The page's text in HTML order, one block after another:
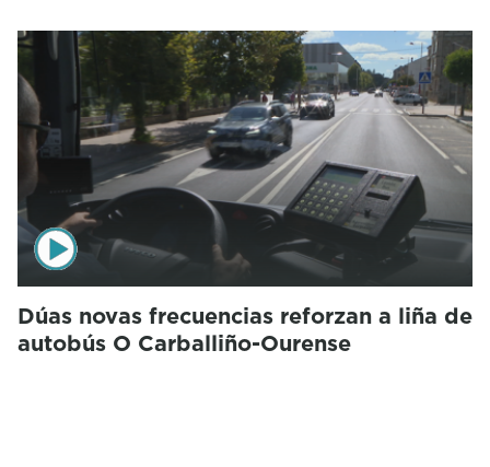
Dúas novas frecuencias reforzan a liña de
autobús O Carballiño-Ourense